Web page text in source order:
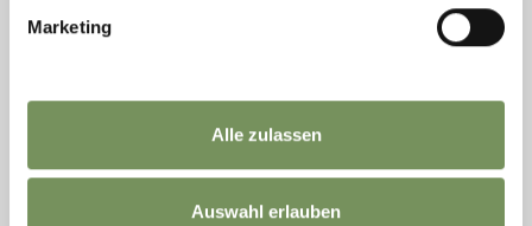
Marketing
Alle zulassen
Auswahl erlauben
originelle Rundkirche im Ortsteil St. Georgen war früher Kapelle der